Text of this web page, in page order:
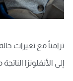
تزامناً مع تغيرات
إلى الأنفلونزا